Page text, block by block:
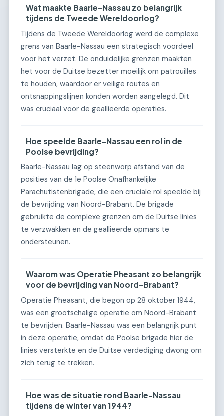
Wat maakte Baarle-Nassau zo belangrijk
tijdens de Tweede Wereldoorlog?
Tijdens de Tweede Wereldoorlog werd de complexe
grens van Baarle-Nassau een strategisch voordeel
voor het verzet. De onduidelijke grenzen maakten
het voor de Duitse bezetter moeilijk om patrouilles
te houden, waardoor er veilige routes en
ontsnappingslijnen konden worden aangelegd. Dit
was cruciaal voor de geallieerde operaties.
Hoe speelde Baarle-Nassau een rol in de
Poolse bevrijding?
Baarle-Nassau lag op steenworp afstand van de
posities van de 1e Poolse Onafhankelijke
Parachutistenbrigade, die een cruciale rol speelde bij
de bevrijding van Noord-Brabant. De brigade
gebruikte de complexe grenzen om de Duitse linies
te verzwakken en de geallieerde opmars te
ondersteunen.
Waarom was Operatie Pheasant zo belangrijk
voor de bevrijding van Noord-Brabant?
Operatie Pheasant, die begon op 28 oktober 1944,
was een grootschalige operatie om Noord-Brabant
te bevrijden. Baarle-Nassau was een belangrijk punt
in deze operatie, omdat de Poolse brigade hier de
linies versterkte en de Duitse verdediging dwong om
zich terug te trekken.
Hoe was de situatie rond Baarle-Nassau
tijdens de winter van 1944?